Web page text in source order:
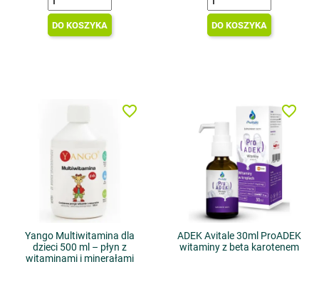
DO KOSZYKA DO KOSZYKA
Yango Multiwitamina dla
dzieci 500 ml – płyn z
witaminami i minerałami
favorite_border
ADEK Avitale 30ml ProADEK
witaminy z beta karotenem
favorite_border